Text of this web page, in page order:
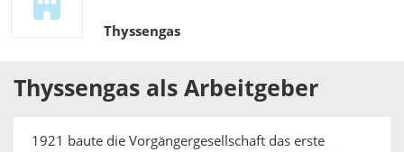
Thyssengas
Thyssengas als Arbeitgeber
1921 baute die Vorgängergesellschaft das erste